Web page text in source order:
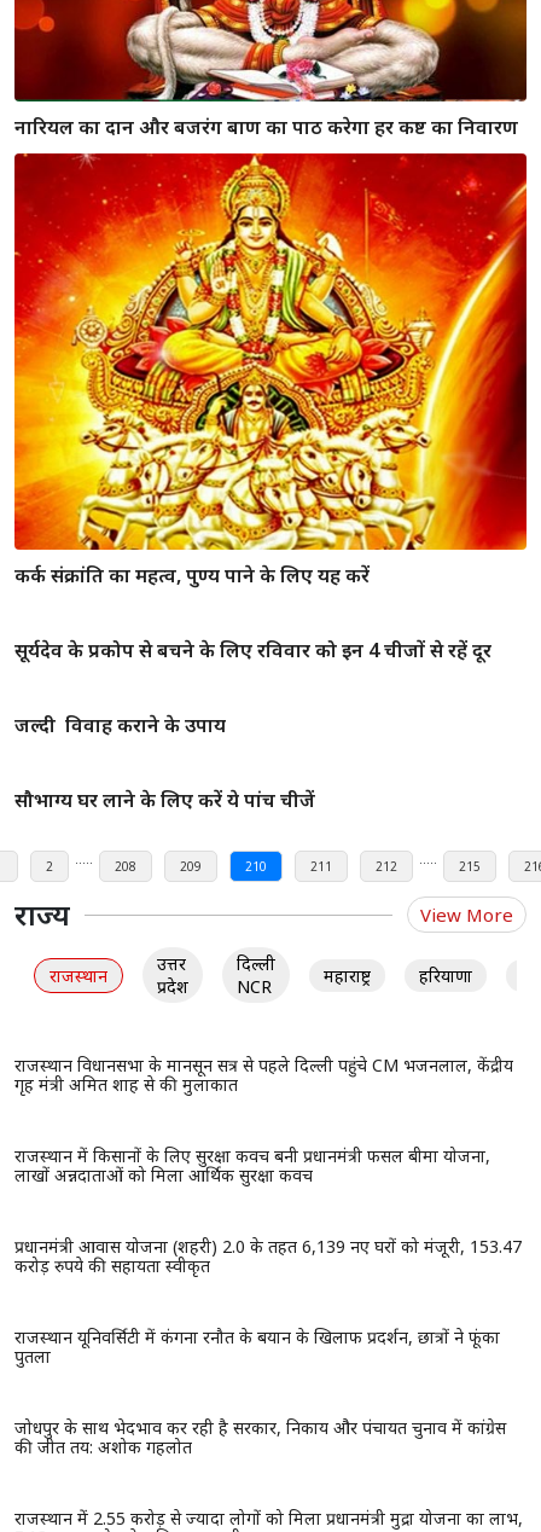
बुधवार के दिन करें यह अचूक उपाय, बनेंगे सारे बिगड़े काम
बंद घडी का घर में होना हो सकता है नुकसानदायक
कौन से काम इस दिन नहीं करने चाहिए